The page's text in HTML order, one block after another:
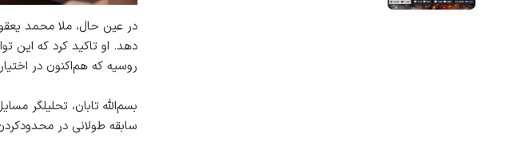
در عین حال، ملا محمد
دهد. او تاکید کرد که این
روسیه که هم‌اکنون در
بسم‌الله تابان، تحلیلگر
سابقه طولانی در